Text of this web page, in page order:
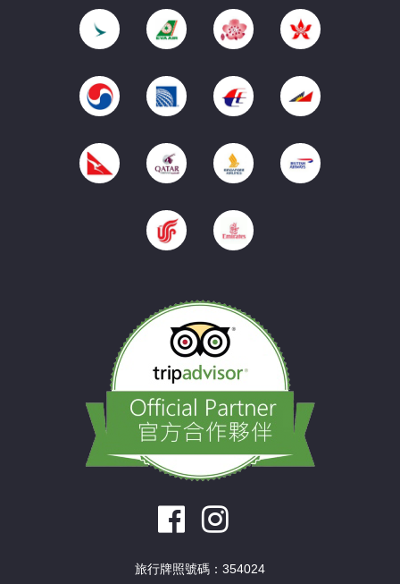
旅行牌照號碼：354024